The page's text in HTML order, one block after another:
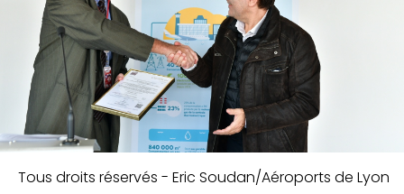
Tous droits réservés - Eric Soudan/Aéroports de Lyon